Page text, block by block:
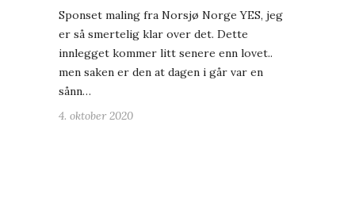
Sponset maling fra Norsjø Norge YES, jeg
er så smertelig klar over det. Dette
innlegget kommer litt senere enn lovet..
men saken er den at dagen i går var en
sånn…
4. oktober 2020